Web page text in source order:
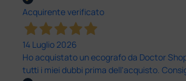
Acquirente verificato
14 Luglio 2026
Ho acquistato un ecografo da Doctor
tutti i miei dubbi prima dell'acquisto.